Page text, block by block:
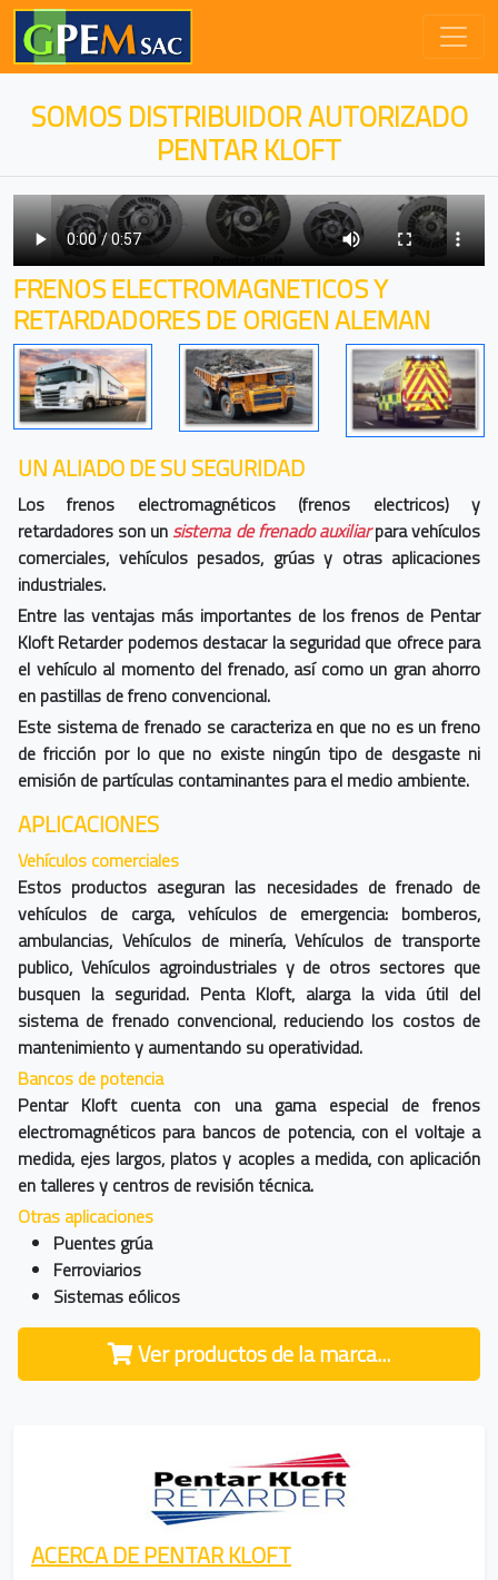
SOMOS DISTRIBUIDOR AUTORIZADO
PENTAR KLOFT
FRENOS ELECTROMAGNETICOS Y
RETARDADORES DE ORIGEN ALEMAN
UN ALIADO DE SU SEGURIDAD
Los frenos electromagnéticos (frenos electricos) y
retardadores son un sistema de frenado auxiliarpara vehículos
comerciales, vehículos pesados, grúas y otras aplicaciones
industriales.
Entre las ventajas más importantes de los frenos de Pentar
Kloft Retarder podemos destacar la seguridad que ofrece para
el vehículo al momento del frenado, así como un gran ahorro
en pastillas de freno convencional.
Este sistema de frenado se caracteriza en que no es un freno
de fricción por lo que no existe ningún tipo de desgaste ni
emisión de partículas contaminantes para el medio ambiente.
APLICACIONES
Vehículos comerciales
Estos productos aseguran las necesidades de frenado de
vehículos de carga, vehículos de emergencia: bomberos,
ambulancias, Vehículos de minería, Vehículos de transporte
publico, Vehículos agroindustriales y de otros sectores que
busquen la seguridad. Penta Kloft, alarga la vida útil del
sistema de frenado convencional, reduciendo los costos de
mantenimiento y aumentando su operatividad.
Bancos de potencia
Pentar Kloft cuenta con una gama especial de frenos
electromagnéticos para bancos de potencia, con el voltaje a
medida, ejes largos, platos y acoples a medida, con aplicación
en talleres y centros de revisión técnica.
Otras aplicaciones
Puentes grúa
Ferroviarios
Sistemas eólicos
Ver productos de la marca...
ACERCA DE PENTAR KLOFT